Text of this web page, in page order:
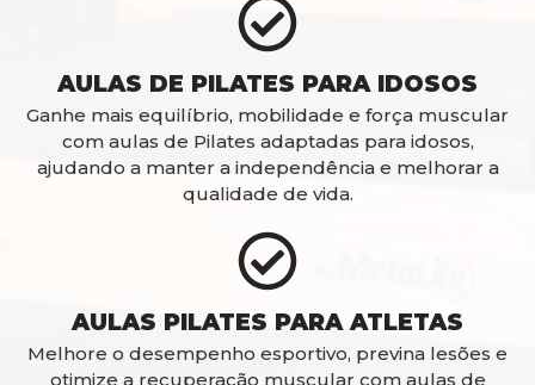
AULAS DE PILATES PARA IDOSOS
Ganhe mais equilíbrio, mobilidade e força muscular
com aulas de Pilates adaptadas para idosos,
ajudando a manter a independência e melhorar a
qualidade de vida.
AULAS PILATES PARA ATLETAS
Melhore o desempenho esportivo, previna lesões e
otimize a recuperação muscular com aulas de